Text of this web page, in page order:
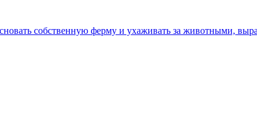
собственную ферму и ухаживать за животными,